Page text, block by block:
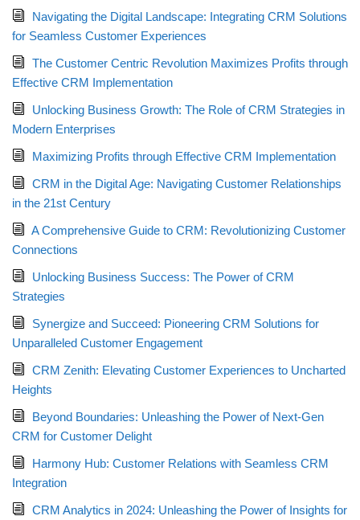
Navigating the Digital Landscape: Integrating CRM Solutions
for Seamless Customer Experiences
The Customer Centric Revolution Maximizes Profits through
Effective CRM Implementation
Unlocking Business Growth: The Role of CRM Strategies in
Modern Enterprises
Maximizing Profits through Effective CRM Implementation
CRM in the Digital Age: Navigating Customer Relationships
in the 21st Century
A Comprehensive Guide to CRM: Revolutionizing Customer
Connections
Unlocking Business Success: The Power of CRM
Strategies
Synergize and Succeed: Pioneering CRM Solutions for
Unparalleled Customer Engagement
CRM Zenith: Elevating Customer Experiences to Uncharted
Heights
Beyond Boundaries: Unleashing the Power of Next-Gen
CRM for Customer Delight
Harmony Hub: Customer Relations with Seamless CRM
Integration
CRM Analytics in 2024: Unleashing the Power of Insights for